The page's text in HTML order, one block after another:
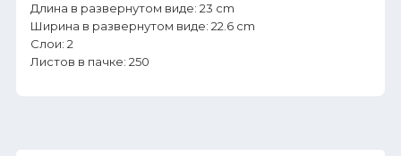
Длина в развернутом виде: 23 cm
Ширина в развернутом виде: 22.6 cm
Слои: 2
Листов в пачке: 250